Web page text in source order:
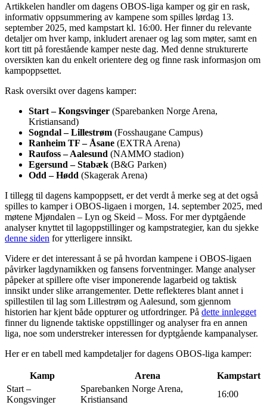
Artikkelen handler om dagens OBOS-liga kamper og gir en rask,
informativ oppsummering av kampene som spilles lørdag 13.
september 2025, med kampstart kl. 16:00. Her finner du relevante
detaljer om hver kamp, inkludert arenaer og lag som møter, samt en
kort titt på forestående kamper neste dag. Med denne strukturerte
oversikten kan du enkelt orientere deg og finne rask informasjon om
kampoppsettet.
Rask oversikt over dagens kamper:
Start – Kongsvinger (Sparebanken Norge Arena,
Kristiansand)
Sogndal – Lillestrøm (Fosshaugane Campus)
Ranheim TF – Åsane (EXTRA Arena)
Raufoss – Aalesund (NAMMO stadion)
Egersund – Stabæk (B&G Parken)
Odd – Hødd (Skagerak Arena)
I tillegg til dagens kampoppsett, er det verdt å merke seg at det også
spilles to kamper i OBOS-ligaen i morgen, 14. september 2025, med
møtene Mjøndalen – Lyn og Skeid – Moss. For mer dyptgående
analyser knyttet til lagoppstillinger og kampstrategier, kan du sjekke
denne siden for ytterligere innsikt.
Videre er det interessant å se på hvordan kampene i OBOS-ligaen
påvirker lagdynamikken og fansens forventninger. Mange analyser
påpeker at spillere ofte viser imponerende lagarbeid og taktisk
innsikt under slike arrangementer. Dette reflekteres blant annet i
spillestilen til lag som Lillestrøm og Aalesund, som gjennom
historien har kjent både oppturer og utfordringer. På dette innlegget
finner du lignende taktiske oppstillinger og analyser fra en annen
liga, noe som understreker interessen for dyptgående kampanalyser.
Her er en tabell med kampdetaljer for dagens OBOS-liga kamper:
Kamp Arena
Kampstart
Start –
Kongsvinger
Sparebanken Norge Arena,
Kristiansand
16:00